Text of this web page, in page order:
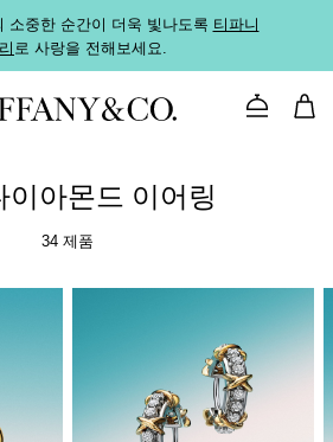
소중한 순간이 더욱 빛나도록 티파니
로 사랑을 전해보세요.
문의하기
이아몬드 이어링
34 제품